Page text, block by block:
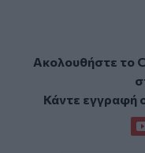
Ακολουθήστε το
Κάντε εγγραφή